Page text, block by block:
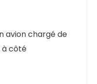
avion chargé de
à côté